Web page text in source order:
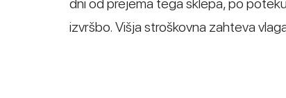
dni od prejema tega sklepa, po
izvršbo. Višja stroškovna zahteva